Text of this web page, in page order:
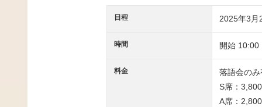
日程 2025年3月
時間 開始 10:00
料金
落語会のみ
S席：
A席：